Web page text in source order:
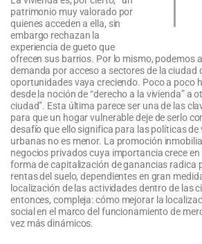
patrimonio muy valorado por
quienes acceden a ella, sin
embargo rechazan la
experiencia de gueto que
ofrecen sus barrios. Por lo mismo, podemos
demanda por acceso a sectores de la ciudad
oportunidades vaya creciendo. Poco a poco
desde la noción de “derecho a la vivienda” a
ciudad”. Esta última parece ser una de las
para que un hogar vulnerable deje de serlo
desafío que ello significa para las políticas
urbanas no es menor. La promoción
negocios privados cuya importancia crece en
forma de capitalización de ganancias radica
rentas del suelo, dependientes en gran
localización de las actividades dentro de las
entonces, compleja: cómo mejorar la
social en el marco del funcionamiento de
vez más dinámicos.